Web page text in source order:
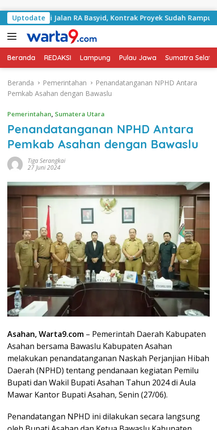
Uptodate
Jalan RA Basyid, Kontrak Proyek Sudah Rampung
Beranda REDAKSI Lampung Pulau Jawa Sumatra
Beranda Pemerintahan
Penandatanganan NPHD Antara
Pemkab Asahan dengan Bawaslu
Pemerintahan, Sumatera Utara
Penandatanganan NPHD Antara
Pemkab Asahan dengan Bawaslu
Tiga Serangkai
27 Juni 2024
Asahan, Warta9.com – Pemerintah Daerah Kabupaten
Asahan bersama Bawaslu Kabupaten Asahan
melakukan penandatanganan Naskah Perjanjian Hibah
Daerah (NPHD) tentang pendanaan kegiatan Pemilu
Bupati dan Wakil Bupati Asahan Tahun 2024 di Aula
Mawar Kantor Bupati Asahan, Senin (27/06).
Penandatangan NPHD ini dilakukan secara langsung